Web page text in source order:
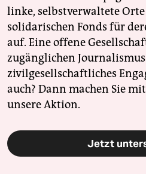
linke, selbstverwaltete
solidarischen Fonds für
auf. Eine offene
zugänglichen
zivilgesellschaftliches
auch? Dann machen Sie
unsere Aktion.
Jetzt